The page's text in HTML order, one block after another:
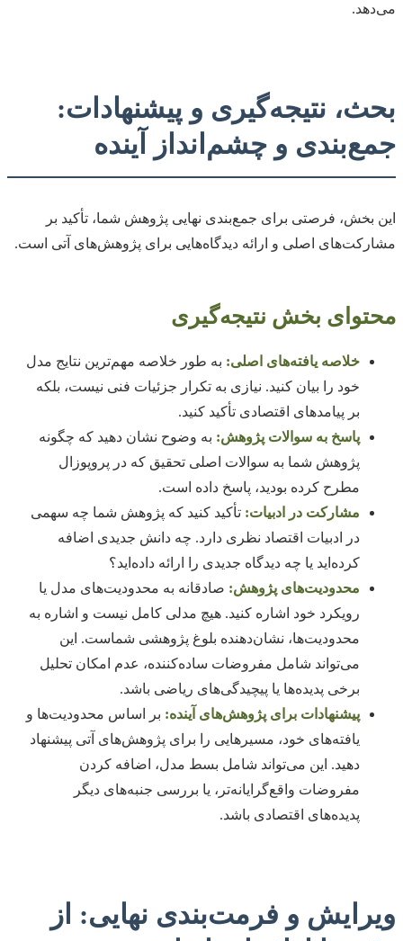
می‌دهد.
بحث، نتیجه‌گیری و پیشنهادات:
جمع‌بندی و چشم‌انداز آینده
این بخش، فرصتی برای جمع‌بندی نهایی پژوهش شما، تأکید بر
مشارکت‌های اصلی و ارائه دیدگاه‌هایی برای پژوهش‌های آتی است.
محتوای بخش نتیجه‌گیری
خلاصه یافته‌های اصلی: به طور خلاصه مهم‌ترین نتایج مدل
خود را بیان کنید. نیازی به تکرار جزئیات فنی نیست، بلکه
بر پیامدهای اقتصادی تأکید کنید.
پاسخ به سوالات پژوهش: به وضوح نشان دهید که چگونه
پژوهش شما به سوالات اصلی تحقیق که در پروپوزال
مطرح کرده بودید، پاسخ داده است.
مشارکت در ادبیات: تأکید کنید که پژوهش شما چه سهمی
در ادبیات اقتصاد نظری دارد. چه دانش جدیدی اضافه
کرده‌اید یا چه دیدگاه جدیدی را ارائه داده‌اید؟
محدودیت‌های پژوهش: صادقانه به محدودیت‌های مدل یا
رویکرد خود اشاره کنید. هیچ مدلی کامل نیست و اشاره به
محدودیت‌ها، نشان‌دهنده بلوغ پژوهشی شماست. این
می‌تواند شامل مفروضات ساده‌کننده، عدم امکان تحلیل
برخی پدیده‌ها یا پیچیدگی‌های ریاضی باشد.
پیشنهادات برای پژوهش‌های آینده: بر اساس محدودیت‌ها و
یافته‌های خود، مسیرهایی را برای پژوهش‌های آتی پیشنهاد
دهید. این می‌تواند شامل بسط مدل، اضافه کردن
مفروضات واقع‌گرایانه‌تر، یا بررسی جنبه‌های دیگر
پدیده‌های اقتصادی باشد.
ویرایش و فرمت‌بندی نهایی: از